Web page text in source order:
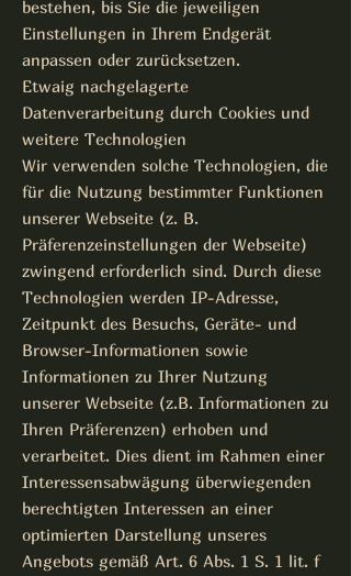
bestehen, bis Sie die jeweiligen
Einstellungen in Ihrem Endgerät
anpassen oder zurücksetzen.
Etwaig nachgelagerte
Datenverarbeitung durch Cookies und
weitere Technologien
Wir verwenden solche Technologien, die
für die Nutzung bestimmter Funktionen
unserer Webseite (z. B.
Präferenzeinstellungen der Webseite)
zwingend erforderlich sind. Durch diese
Technologien werden IP-Adresse,
Zeitpunkt des Besuchs, Geräte- und
Browser-Informationen sowie
Informationen zu Ihrer Nutzung
unserer Webseite (z.B. Informationen zu
Ihren Präferenzen) erhoben und
verarbeitet. Dies dient im Rahmen einer
Interessensabwägung überwiegenden
berechtigten Interessen an einer
optimierten Darstellung unseres
Angebots gemäß Art. 6 Abs. 1 S. 1 lit. f